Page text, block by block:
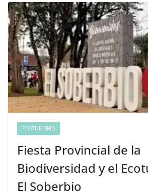
ECOTURISMO
Fiesta Provincial de la
Biodiversidad y el
El Soberbio